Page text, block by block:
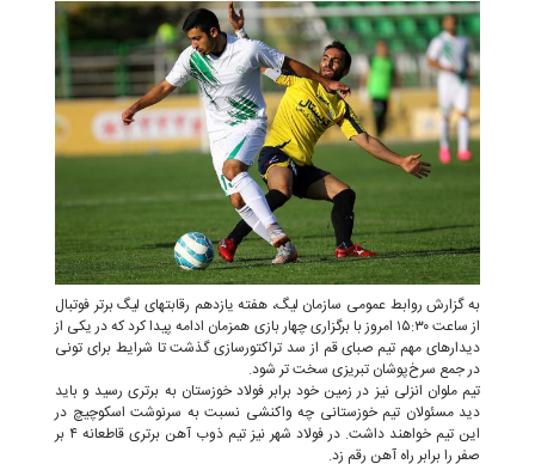
به گزارش روابط عمومی سازمان لیگ، هفته یازدهم رقابتهای لیگ برتر فوتبال
از ساعت ۱۵:۳۰ امروز با برگزاری چهار بازی همزمان ادامه پیدا کرد که در یکی از
دیدارهای مهم تیم صبای قم از سد تراکتورسازی گذشت تا شرایط برای تونی
در جمع سرخ‌پوشان تبریزی سخت تر شود.
تیم ملوان انزلی نیز در زمین خود برابر فولاد خوزستان به برتری رسید و باید
دید مسئولان تیم خوزستانی چه واکنشی نسبت به سرنوشت اسکوچیچ در
این تیم خواهند داشت. در فولاد شهر نیز تیم ذوب آهن برتری قاطعانه ۴ بر
صفر را برابر راه آهن رقم زد.